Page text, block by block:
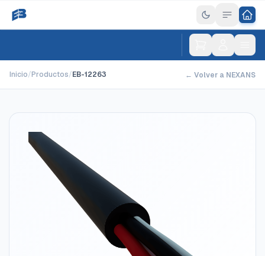
Inicio/Productos/EB-12263 ← Volver a NEXANS